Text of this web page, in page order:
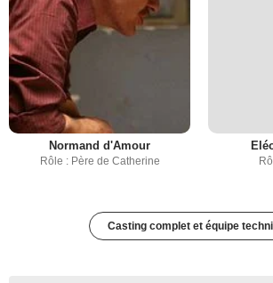
Normand d'Amour
Rôle : Père de Catherine
Casting complet et équipe